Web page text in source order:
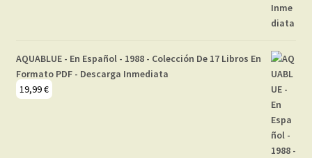
AQUABLUE - En Español - 1988 - Colección De 17 Libros En
Formato PDF - Descarga Inmediata
19,99€